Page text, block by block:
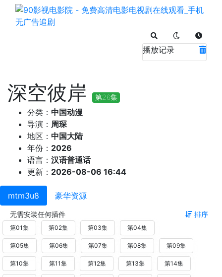
播放记录
深空彼岸 第26集
分类： 中国动漫
导演： 周琛
地区： 中国大陆
年份： 2026
语言： 汉语普通话
更新： 2026-08-06 16:44
mtm3u8 豪华资源
无需安装任何插件 排序
第01集 第02集 第03集 第04集
第05集 第06集 第07集 第08集 第09集
第10集 第11集 第12集 第13集 第14集